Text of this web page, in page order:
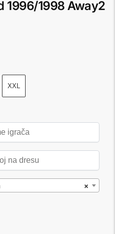
1996/1998 Away2
XXL
×